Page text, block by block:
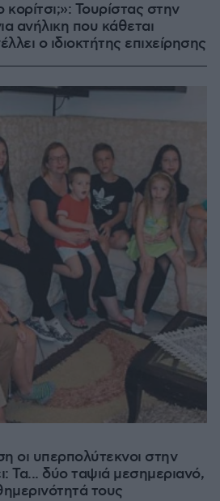
κορίτσι;»: Τουρίστας στην
ανήλικη που κάθεται
ο ιδιοκτήτης επιχείρησης
οι υπερπολύτεκνοι στην
Τα... δύο ταψιά μεσημεριανό,
τους